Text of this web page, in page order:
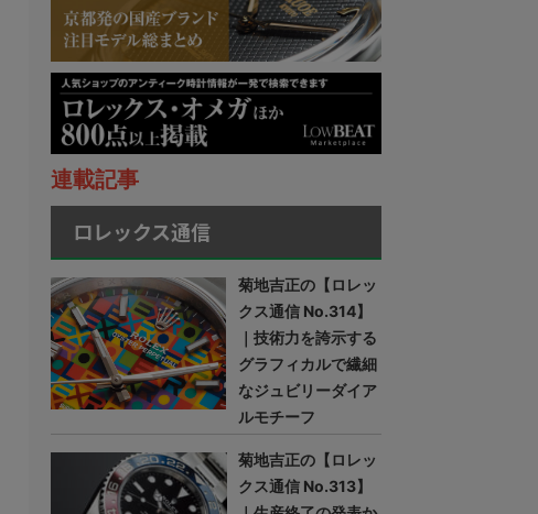
連載記事
ロレックス通信
菊地吉正の【ロレッ
クス通信 No.314】
｜技術力を誇示する
グラフィカルで繊細
なジュビリーダイア
ルモチーフ
菊地吉正の【ロレッ
クス通信 No.313】